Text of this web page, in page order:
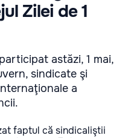
Zilei de 1
astăzi, 1 mai,
sindicate şi
a